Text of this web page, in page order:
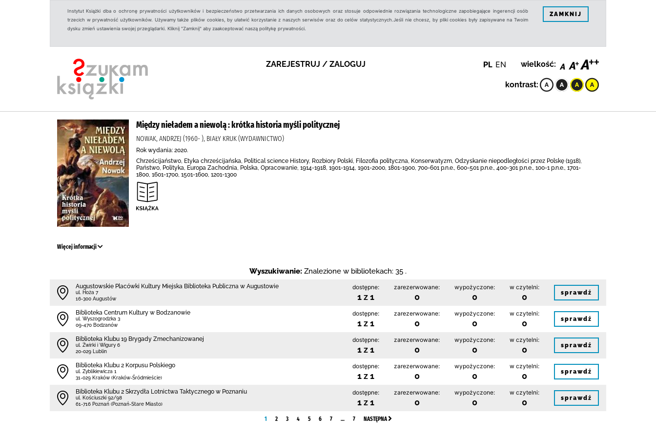
Instytut Książki dba o ochronę prywatności użytkowników i bezpieczeństwo przetwarzania ich danych osobowych oraz stosuje odpowiednie rozwiązania technologiczne zapobiegające ingerencji osób
trzecich w prywatność użytkowników. Używamy także plików cookies, by ułatwić korzystanie z naszych serwisów oraz do celów statystycznych.Jeśli nie chcesz, by pliki cookies były zapisywane na Twoim
dysku zmień ustawienia swojej przeglądarki. Kliknij "Zamknij" aby zaakceptować naszą politykę prywatności.
ZAMKNIJ
ZAREJESTRUJ / ZALOGUJ PL EN wielkość:
kontrast:
Między nieładem a niewolą : krótka historia myśli politycznej
NOWAK, ANDRZEJ (1960- ), BIAŁY KRUK (WYDAWNICTWO)
Rok wydania: 2020.
Chrześcijaństwo, Etyka chrześcijańska, Political science History, Rozbiory Polski, Filozofia polityczna, Konserwatyzm, Odzyskanie niepodległości przez Polskę (1918),
Państwo, Polityka, Europa Zachodnia, Polska, Opracowanie, 1914-1918, 1901-1914, 1901-2000, 1801-1900, 700-601 p.n.e., 600-501 p.n.e., 400-301 p.n.e., 100-1 p.n.e., 1701-
1800, 1601-1700, 1501-1600, 1201-1300
Więcej informacji
Wyszukiwanie: Znalezione w bibliotekach: 35 .
Augustowskie Placówki Kultury Miejska Biblioteka Publiczna w Augustowie
ul. Hoża 7
16-300 Augustów
dostępne:
1 z 1
zarezerwowane:
0
wypożyczone:
0
w czytelni:
0 sprawdź
Biblioteka Centrum Kultury w Bodzanowie
ul. Wyszogrodzka 3
09-470 Bodzanów
dostępne:
1 z 1
zarezerwowane:
0
wypożyczone:
0
w czytelni:
0 sprawdź
Biblioteka Klubu 19 Brygady Zmechanizowanej
ul. Żwirki i Wigury 6
20-029 Lublin
dostępne:
1 z 1
zarezerwowane:
0
wypożyczone:
0
w czytelni:
0 sprawdź
Biblioteka Klubu 2 Korpusu Polskiego
ul. Zyblikiewicza 1
31-029 Kraków (Kraków-Śródmieście)
dostępne:
1 z 1
zarezerwowane:
0
wypożyczone:
0
w czytelni:
0 sprawdź
Biblioteka Klubu 2 Skrzydła Lotnictwa Taktycznego w Poznaniu
ul. Kościuszki 92/98
61-716 Poznań (Poznań-Stare Miasto)
dostępne:
1 z 1
zarezerwowane:
0
wypożyczone:
0
w czytelni:
0 sprawdź
1 2 3 4 5 6 7 … 7 NASTĘPNA